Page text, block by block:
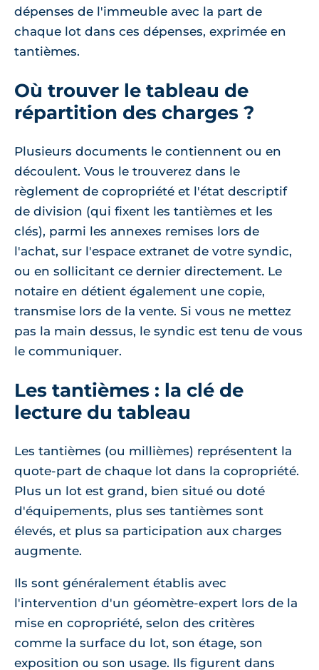
dépenses de l'immeuble avec la part de
chaque lot dans ces dépenses, exprimée en
tantièmes.
Où trouver le tableau de
répartition des charges ?
Plusieurs documents le contiennent ou en
découlent. Vous le trouverez dans le
règlement de copropriété et l'état descriptif
de division (qui fixent les tantièmes et les
clés), parmi les annexes remises lors de
l'achat, sur l'espace extranet de votre syndic,
ou en sollicitant ce dernier directement. Le
notaire en détient également une copie,
transmise lors de la vente. Si vous ne mettez
pas la main dessus, le syndic est tenu de vous
le communiquer.
Les tantièmes : la clé de
lecture du tableau
Les tantièmes (ou millièmes) représentent la
quote-part de chaque lot dans la copropriété.
Plus un lot est grand, bien situé ou doté
d'équipements, plus ses tantièmes sont
élevés, et plus sa participation aux charges
augmente.
Ils sont généralement établis avec
l'intervention d'un géomètre-expert lors de la
mise en copropriété, selon des critères
comme la surface du lot, son étage, son
exposition ou son usage. Ils figurent dans